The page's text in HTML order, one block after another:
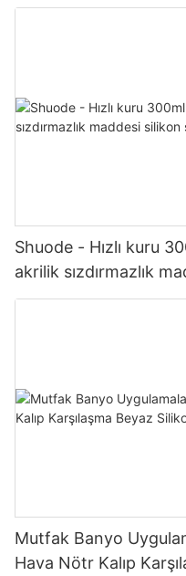
Shuode - Hızlı kuru
akrilik sızdırmazlık
macunu
Mutfak Banyo
Hava Nötr Kalıp